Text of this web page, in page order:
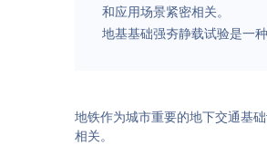
和应用场景紧密相关。
地基基础强夯静载试验是一
地铁作为城市重要的地下交通基
相关。